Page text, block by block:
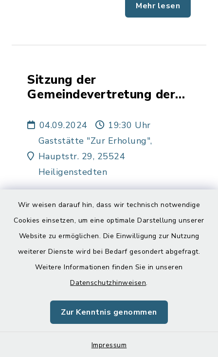
Wir weisen darauf hin, dass wir technisch notwendige
Cookies einsetzen, um eine optimale Darstellung unserer
Website zu ermöglichen. Die Einwilligung zur Nutzung
weiterer Dienste wird bei Bedarf gesondert abgefragt.
Weitere Informationen finden Sie in unseren
Datenschutzhinweisen.
Zur Kenntnis genommen
Impressum
Mehr lesen
Sitzung der
Gemeindevertretung der
04.09.2024
19:30 Uhr
Gaststätte "Zur Erholung",
Hauptstr. 29, 25524
Heiligenstedten
Mehr lesen
Sitzung des
der Gemeinde
Krummendiek
03.09.2024
16:30 Uhr
Besprechungsraum des Amtes